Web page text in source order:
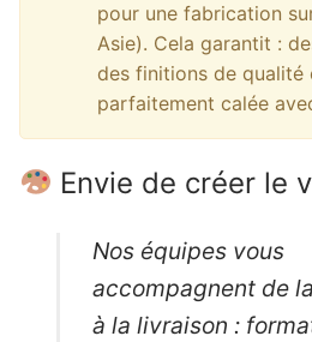
pour une fabrication
Asie). Cela garantit :
des finitions de qualité
parfaitement calée
Envie de créer le
Nos équipes vous
accompagnent de
à la livraison :